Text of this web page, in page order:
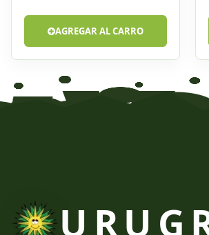
AGREGAR AL CARRO